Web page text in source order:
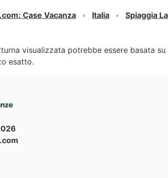
: Case Vacanza Italia Spiaggia
visualizzata potrebbe essere basata
esatto.